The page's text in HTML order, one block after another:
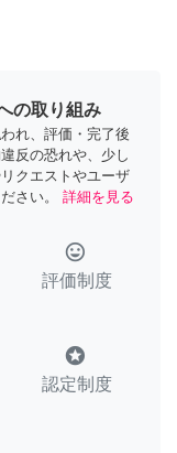
の取り組み
れ、評価・完了後
反の恐れや、少し
クエストやユーザ
さい。
詳細を見る
tag_faces
評価制度
stars
認定制度